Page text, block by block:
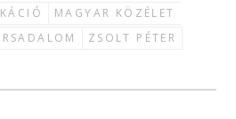
MAGYAR KÖZÉLET
ZSOLT PÉTER